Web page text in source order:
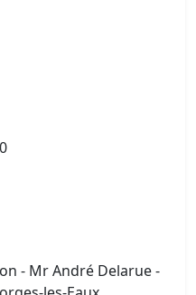
- Mr André Delarue -